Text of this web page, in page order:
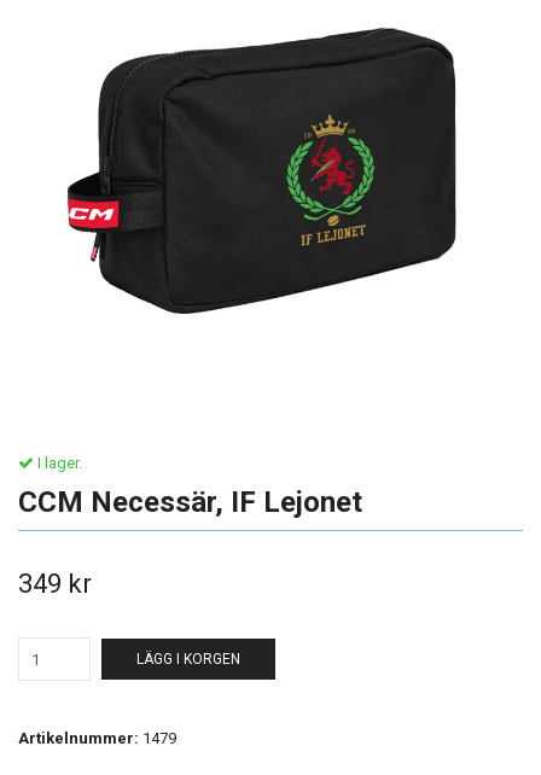
I lager.
CCM Necessär, IF Lejonet
349 kr
LÄGG I KORGEN
Artikelnummer: 1479